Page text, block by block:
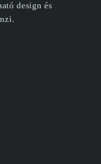
design és